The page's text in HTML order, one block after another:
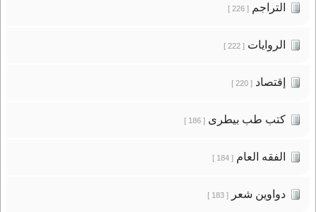
التراجم[ 226 ]
الروايات[ 222 ]
إقتصاد[ 220 ]
كتب طب بيطرى[ 186 ]
الفقه العام[ 184 ]
دواوين شعر[ 183 ]